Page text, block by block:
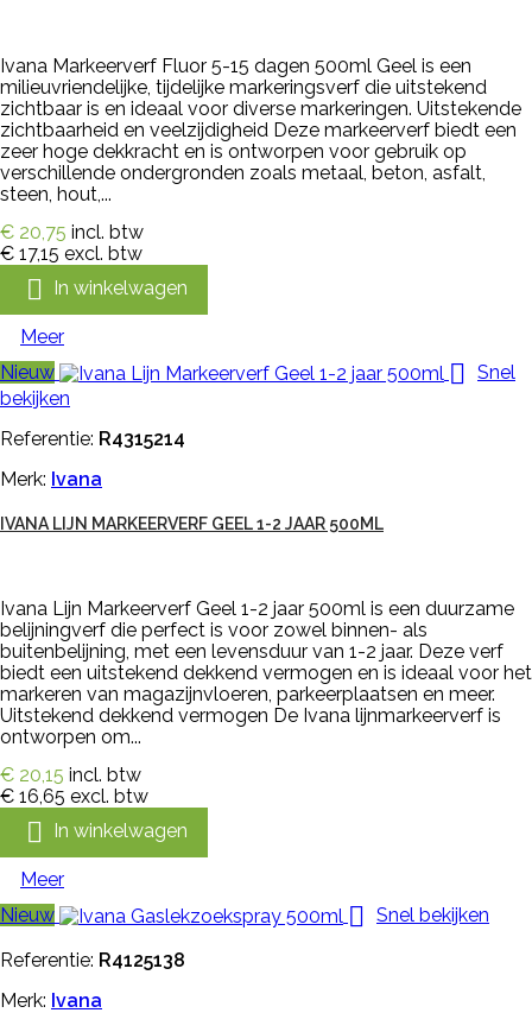
Ivana Markeerverf Fluor 5-15 dagen 500ml Geel is een
milieuvriendelijke, tijdelijke markeringsverf die uitstekend
zichtbaar is en ideaal voor diverse markeringen. Uitstekende
zichtbaarheid en veelzijdigheid Deze markeerverf biedt een
zeer hoge dekkracht en is ontworpen voor gebruik op
verschillende ondergronden zoals metaal, beton, asfalt,
steen, hout,...
€ 20,75 incl. btw
€ 17,15 excl. btw
 In winkelwagen
Meer
Nieuw
 Snel
bekijken
Referentie: R4315214
Merk: Ivana
IVANA LIJN MARKEERVERF GEEL 1-2 JAAR 500ML
Ivana Lijn Markeerverf Geel 1-2 jaar 500ml is een duurzame
belijningverf die perfect is voor zowel binnen- als
buitenbelijning, met een levensduur van 1-2 jaar. Deze verf
biedt een uitstekend dekkend vermogen en is ideaal voor het
markeren van magazijnvloeren, parkeerplaatsen en meer.
Uitstekend dekkend vermogen De Ivana lijnmarkeerverf is
ontworpen om...
€ 20,15 incl. btw
€ 16,65 excl. btw
 In winkelwagen
Meer
Nieuw
 Snel bekijken
Referentie: R4125138
Merk: Ivana